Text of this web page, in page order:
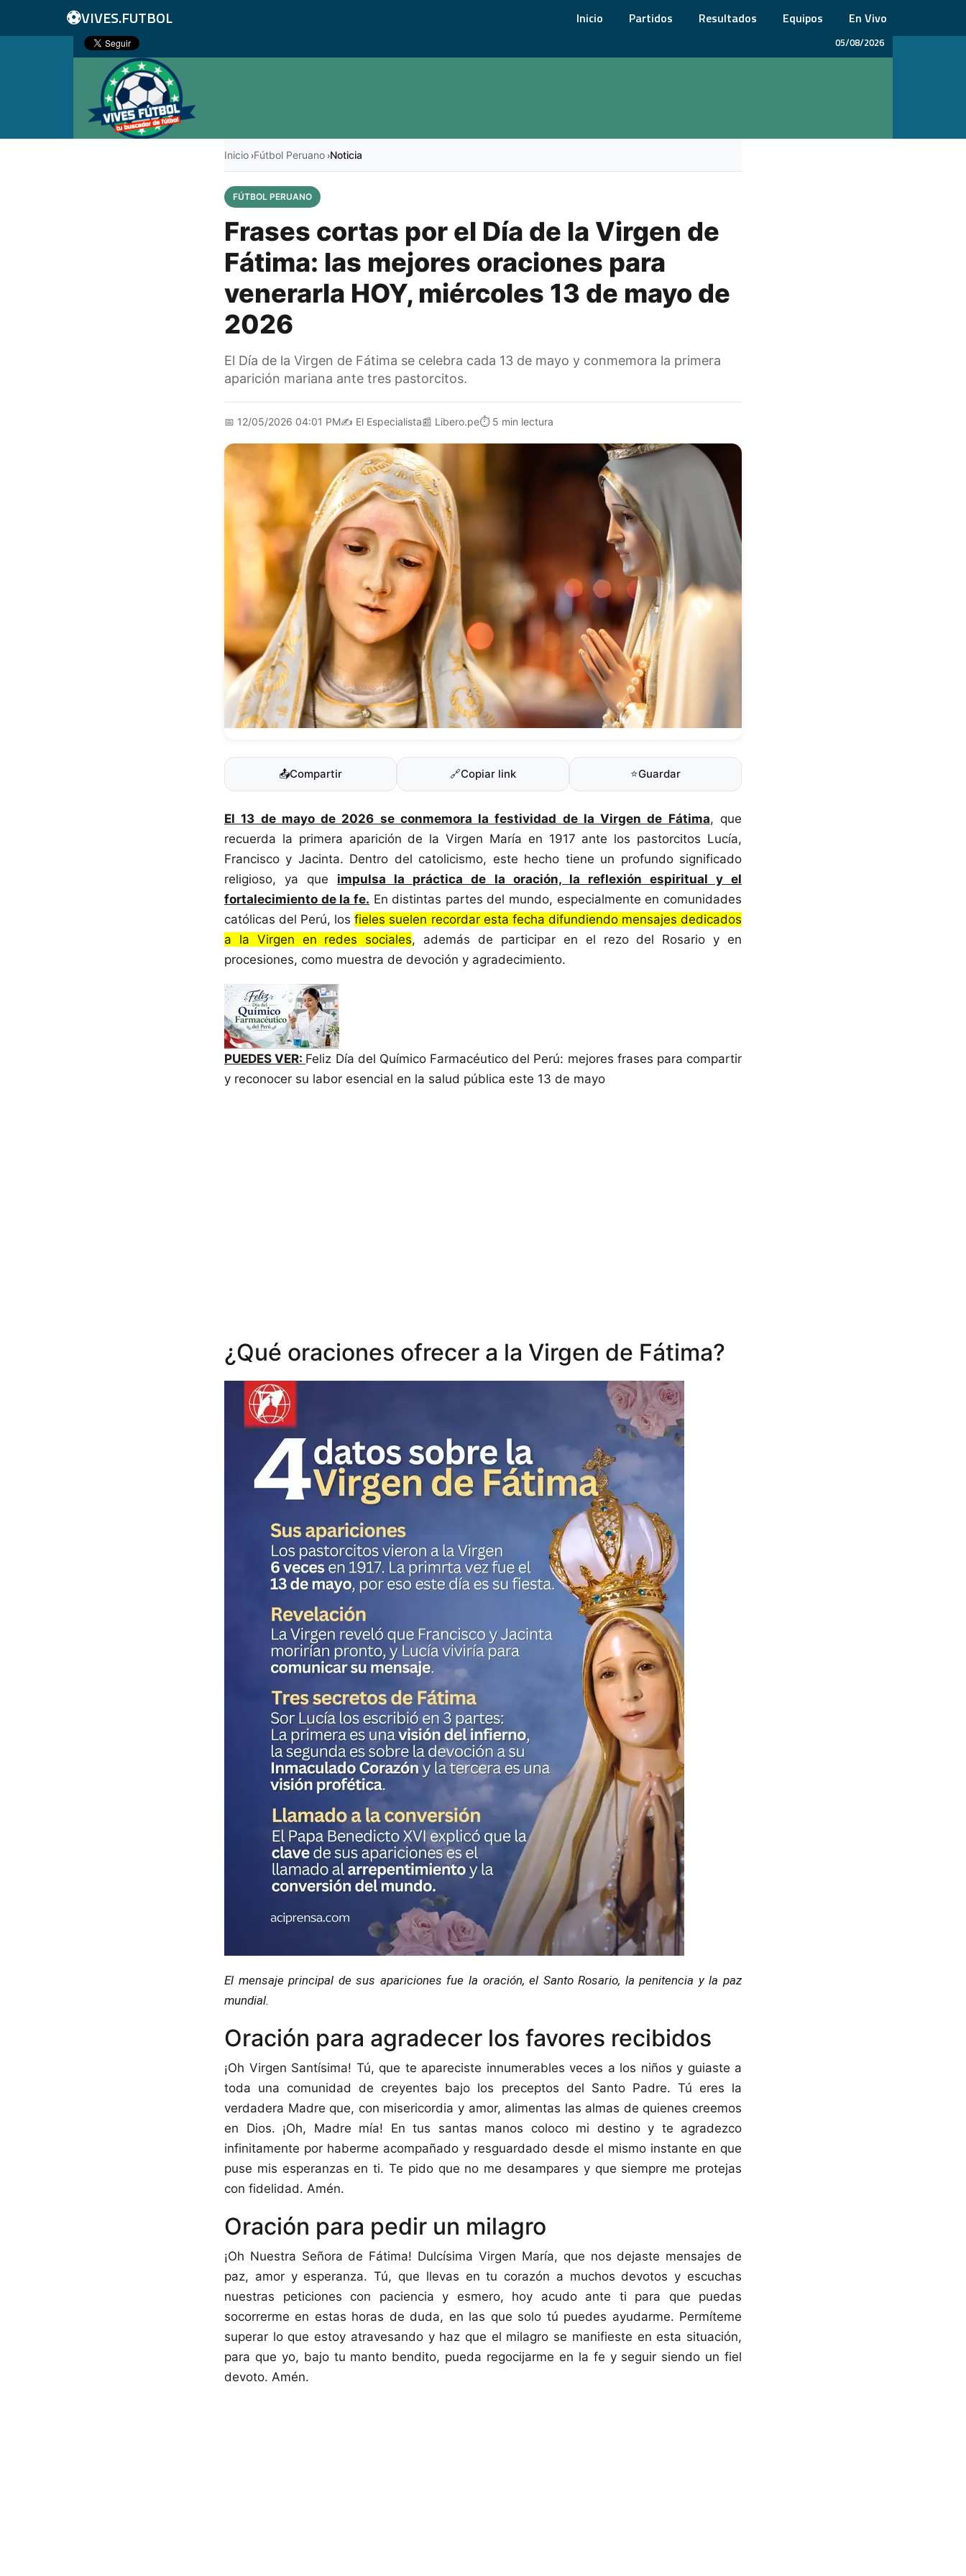
⚽VIVES.FUTBOL Inicio Partidos Resultados Equipos En Vivo
05/08/2026
Inicio ›Fútbol Peruano ›Noticia
FÚTBOL PERUANO
Frases cortas por el Día de la Virgen de
Fátima: las mejores oraciones para
venerarla HOY, miércoles 13 de mayo de
2026
El Día de la Virgen de Fátima se celebra cada 13 de mayo y conmemora la primera
aparición mariana ante tres pastorcitos.
📅 12/05/2026 04:01 PM✍️ El Especialista📰 Libero.pe⏱️ 5 min lectura
📤Compartir 🔗Copiar link ⭐Guardar
El 13 de mayo de 2026 se conmemora la festividad de la Virgen de Fátima, que
recuerda la primera aparición de la Virgen María en 1917 ante los pastorcitos Lucía,
Francisco y Jacinta. Dentro del catolicismo, este hecho tiene un profundo significado
religioso, ya que impulsa la práctica de la oración, la reflexión espiritual y el
fortalecimiento de la fe. En distintas partes del mundo, especialmente en comunidades
católicas del Perú, losfieles suelen recordar esta fecha difundiendo mensajes dedicados
a la Virgen en redes sociales, además de participar en el rezo del Rosario y en
procesiones, como muestra de devoción y agradecimiento.
PUEDES VER: Feliz Día del Químico Farmacéutico del Perú: mejores frases para compartir
y reconocer su labor esencial en la salud pública este 13 de mayo
¿Qué oraciones ofrecer a la Virgen de Fátima?
El mensaje principal de sus apariciones fue la oración, el Santo Rosario, la penitencia y la paz
mundial.
Oración para agradecer los favores recibidos
¡Oh Virgen Santísima! Tú, que te apareciste innumerables veces a los niños y guiaste a
toda una comunidad de creyentes bajo los preceptos del Santo Padre. Tú eres la
verdadera Madre que, con misericordia y amor, alimentas las almas de quienes creemos
en Dios. ¡Oh, Madre mía! En tus santas manos coloco mi destino y te agradezco
infinitamente por haberme acompañado y resguardado desde el mismo instante en que
puse mis esperanzas en ti. Te pido que no me desampares y que siempre me protejas
con fidelidad. Amén.
Oración para pedir un milagro
¡Oh Nuestra Señora de Fátima! Dulcísima Virgen María, que nos dejaste mensajes de
paz, amor y esperanza. Tú, que llevas en tu corazón a muchos devotos y escuchas
nuestras peticiones con paciencia y esmero, hoy acudo ante ti para que puedas
socorrerme en estas horas de duda, en las que solo tú puedes ayudarme. Permíteme
superar lo que estoy atravesando y haz que el milagro se manifieste en esta situación,
para que yo, bajo tu manto bendito, pueda regocijarme en la fe y seguir siendo un fiel
devoto. Amén.